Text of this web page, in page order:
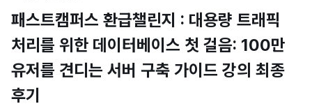
패스트캠퍼스 환급챌린지 : 대용량 트래픽
처리를 위한 데이터베이스 첫 걸음: 100만
유저를 견디는 서버 구축 가이드 강의 최종
후기